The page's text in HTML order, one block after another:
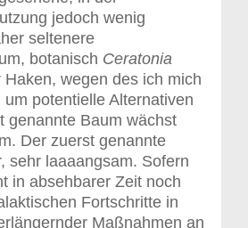
jedoch wenig
seltenere
botanisch Ceratonia
Haken, wegen des ich mich
potentielle Alternativen
genannte Baum wächst
Der zuerst genannte
sehr laaaangsam. Sofern
in absehbarer Zeit noch
Fortschritte in
Maßnahmen an